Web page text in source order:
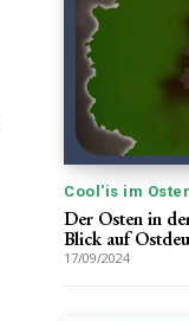
Cool'is im
Der Osten in
Blick auf
17/09/2024